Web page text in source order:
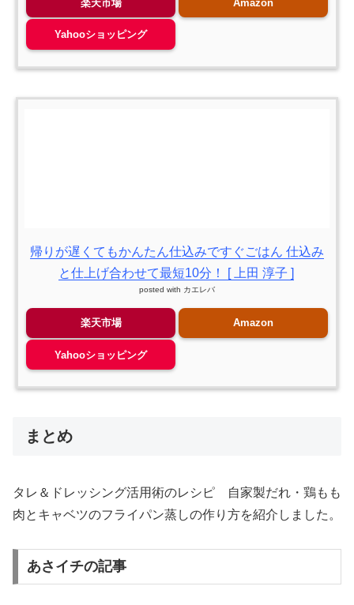
楽天市場 Amazon
Yahooショッピング
帰りが遅くてもかんたん仕込みですぐごはん 仕込み
と仕上げ合わせて最短10分！ [ 上田 淳子 ]
posted with カエレバ
楽天市場 Amazon
Yahooショッピング
まとめ
タレ＆ドレッシング活用術のレシピ 自家製だれ・鶏もも
肉とキャベツのフライパン蒸しの作り方を紹介しました。
あさイチの記事